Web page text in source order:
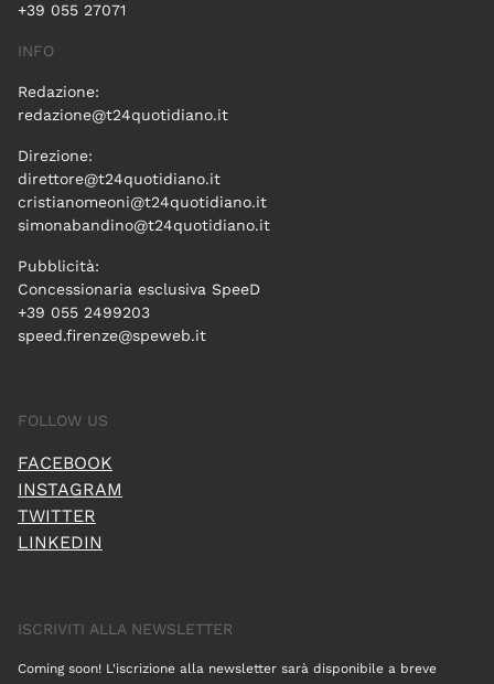
+39 055 27071
INFO
Redazione:
redazione@t24quotidiano.it
Direzione:
direttore@t24quotidiano.it
cristianomeoni@t24quotidiano.it
simonabandino@t24quotidiano.it
Pubblicità:
Concessionaria esclusiva SpeeD
+39 055 2499203
speed.firenze@speweb.it
FOLLOW US
FACEBOOK
INSTAGRAM
TWITTER
LINKEDIN
ISCRIVITI ALLA NEWSLETTER
Coming soon! L'iscrizione alla newsletter sarà disponibile a breve